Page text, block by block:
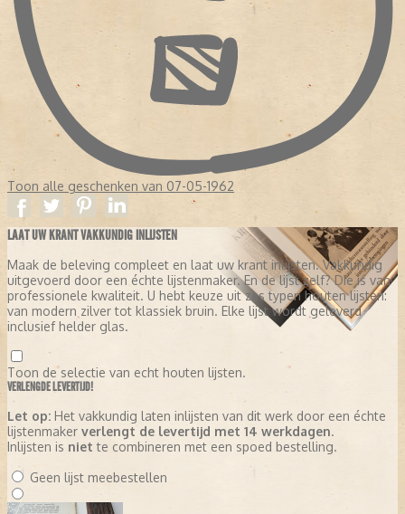
Toon alle geschenken van 07-05-1962
LAAT UW KRANT VAKKUNDIG INLIJSTEN
Maak de beleving compleet en laat uw krant inlijsten. Vakkundig
uitgevoerd door een échte lijstenmaker. En de lijst zelf? Die is van
professionele kwaliteit. U hebt keuze uit zes typen houten lijsten:
van modern zilver tot klassiek bruin. Elke lijst wordt geleverd
inclusief helder glas.
Toon de selectie van echt houten lijsten.
VERLENGDE LEVERTIJD!
Let op: Het vakkundig laten inlijsten van dit werk door een échte
lijstenmaker verlengt de levertijd met 14 werkdagen.
Inlijsten is niet te combineren met een spoed bestelling.
Geen lijst meebestellen